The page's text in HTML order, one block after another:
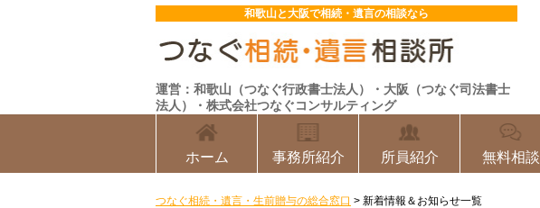
和歌山と大阪で相続・遺言の相談なら
運営：和歌山（つなぐ行政書士法人）・大阪（つなぐ司法書士
法人）・株式会社つなぐコンサルティング
ホーム 事務所紹介 所員紹介 無料相談
つなぐ相続・遺言・生前贈与の総合窓口 > 新着情報＆お知らせ一覧